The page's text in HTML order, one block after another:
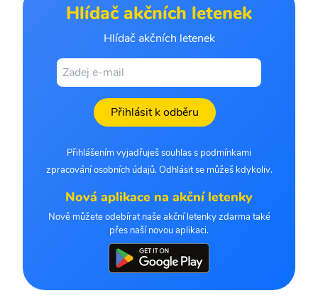
Hlídač akčních letenek
Hlídač akčních letenek
Přihlásit k odběru
Přihlášením vyjadřuješ souhlas s podmínkami
zpracování osobních údajů. Odhlásit se můžeš kdykoliv.
Nová aplikace na akční letenky
Nově můžete odebírat naše akční letenky zdarma také
přes naší novou aplikaci.